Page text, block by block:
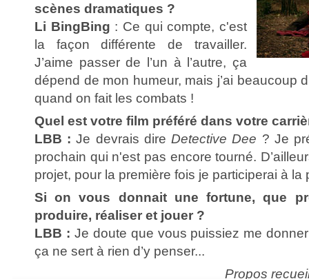
scènes dramatiques ?
Li BingBing : Ce qui compte, c'est
la façon différente de travailler.
J’aime passer de l’un à l’autre, ça
dépend de mon humeur, mais j’ai beaucoup
quand on fait les combats !
Quel est votre film préféré dans votre
LBB : Je devrais direDetective Dee ? Je
prochain qui n'est pas encore tourné.
projet, pour la première fois je participerai à la
Si on vous donnait une fortune, que
produire, réaliser et jouer ?
LBB : Je doute que vous puissiez me
ça ne sert à rien d’y penser...
Propos